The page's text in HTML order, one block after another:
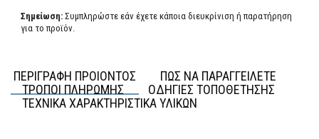
Σημείωση: Συμπληρώστε εάν έχετε κάποια διευκρίνιση ή παρατήρηση
για το προϊόν.
ΠΕΡΙΓΡΑΦΗ ΠΡΟΙΟΝΤΟΣ
ΠΩΣ ΝΑ ΠΑΡΑΓΓΕΙΛΕΤΕ
ΤΡΟΠΟΙ ΠΛΗΡΩΜΗΣ
ΟΔΗΓΙΕΣ ΤΟΠΟΘΕΤΗΣΗΣ
ΤΕΧΝΙΚΑ ΧΑΡΑΚΤΗΡΙΣΤΙΚΑ ΥΛΙΚΩΝ